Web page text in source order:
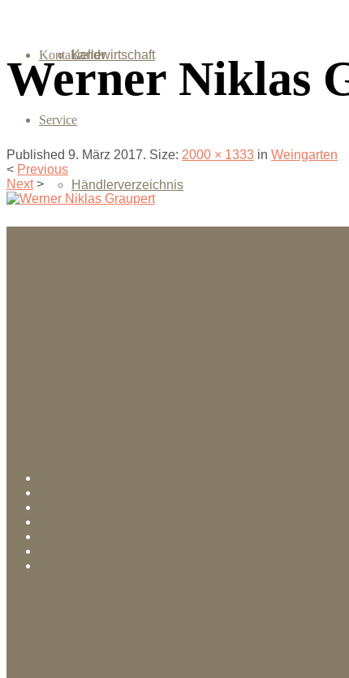
Landwirtschaft
Keller
Kontakt
Service
Händlerverzeichnis
Werner Niklas
Published 9. März 2017. Size: 2000 × 1333 in Weingarten
< Previous
Next >